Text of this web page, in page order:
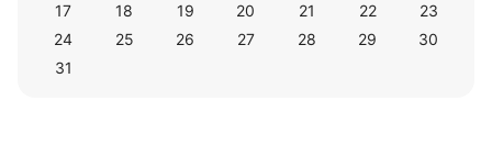
17
18 19 20 21 22
23
24
25 26 27 28 29
30
31